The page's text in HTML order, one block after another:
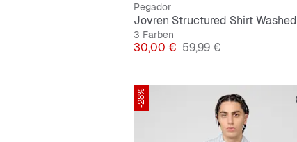
Pegador
Jovren Structured Shirt Washed
3 Farben
Preis
30,00 € Originalpreis
59,99 €
-28%